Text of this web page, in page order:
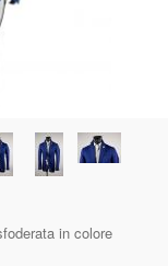
in colore